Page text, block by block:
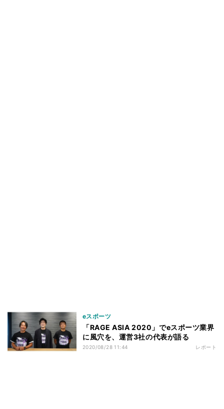
eスポーツ
「RAGE ASIA 2020」でeスポーツ業界
に風穴を、運営3社の代表が語る
2020/08/28 11:44 レポート